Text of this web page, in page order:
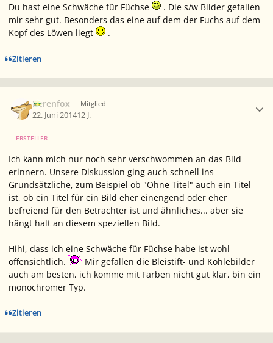
Du hast eine Schwäche für Füchse
. Die s/w Bilder gefallen
mir sehr gut. Besonders das eine auf dem der Fuchs auf dem
Kopf des Löwen liegt
.
Zitieren
Berenfox Mitglied
22. Juni 201412 J.
ERSTELLER
Ich kann mich nur noch sehr verschwommen an das Bild
erinnern. Unsere Diskussion ging auch schnell ins
Grundsätzliche, zum Beispiel ob "Ohne Titel" auch ein Titel
ist, ob ein Titel für ein Bild eher einengend oder eher
befreiend für den Betrachter ist und ähnliches... aber sie
hängt halt an diesem speziellen Bild.
Hihi, dass ich eine Schwäche für Füchse habe ist wohl
offensichtlich.
Mir gefallen die Bleistift- und Kohlebilder
auch am besten, ich komme mit Farben nicht gut klar, bin ein
monochromer Typ.
Zitieren